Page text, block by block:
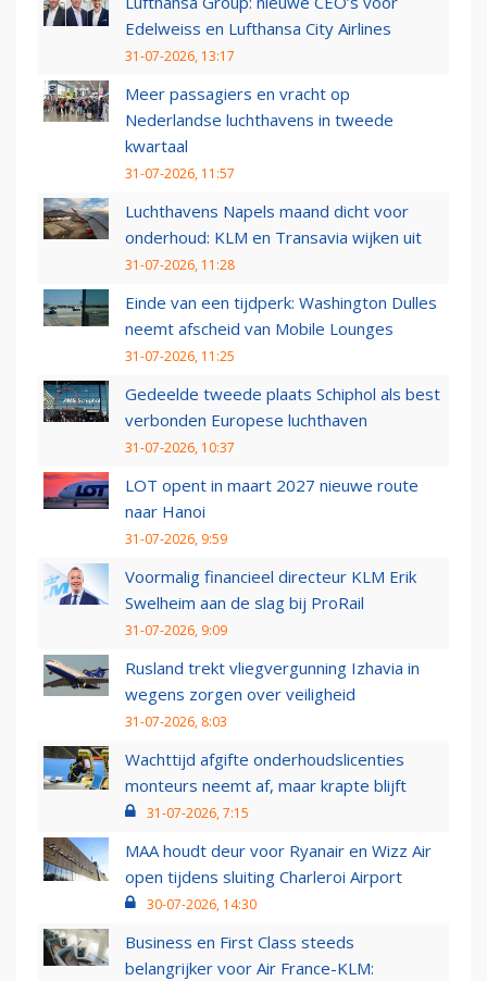
Edelweiss en Lufthansa City Airlines
31-07-2026, 13:17
Meer passagiers en vracht op
Nederlandse luchthavens in tweede
kwartaal
31-07-2026, 11:57
Luchthavens Napels maand dicht voor
onderhoud: KLM en Transavia wijken uit
31-07-2026, 11:28
Einde van een tijdperk: Washington Dulles
neemt afscheid van Mobile Lounges
31-07-2026, 11:25
Gedeelde tweede plaats Schiphol als best
verbonden Europese luchthaven
31-07-2026, 10:37
LOT opent in maart 2027 nieuwe route
naar Hanoi
31-07-2026, 9:59
Voormalig financieel directeur KLM Erik
Swelheim aan de slag bij ProRail
31-07-2026, 9:09
Rusland trekt vliegvergunning Izhavia in
wegens zorgen over veiligheid
31-07-2026, 8:03
Wachttijd afgifte onderhoudslicenties
monteurs neemt af, maar krapte blijft
31-07-2026, 7:15
MAA houdt deur voor Ryanair en Wizz Air
open tijdens sluiting Charleroi Airport
30-07-2026, 14:30
Business en First Class steeds
belangrijker voor Air France-KLM: